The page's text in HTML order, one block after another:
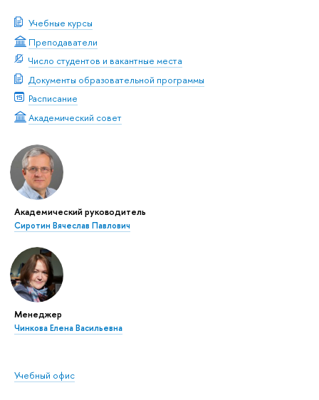
Учебные курсы
Преподаватели
Число студентов и вакантные места
Документы образовательной программы
Расписание
Академический совет
Академический руководитель
Сиротин Вячеслав Павлович
Менеджер
Чинкова Елена Васильевна
Учебный офис